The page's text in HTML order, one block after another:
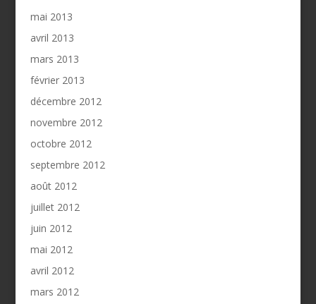
mai 2013
avril 2013
mars 2013
février 2013
décembre 2012
novembre 2012
octobre 2012
septembre 2012
août 2012
juillet 2012
juin 2012
mai 2012
avril 2012
mars 2012